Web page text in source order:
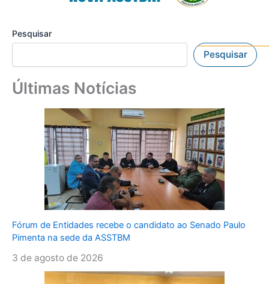
Pesquisar
Pesquisar
Últimas Notícias
Fórum de Entidades recebe o candidato ao Senado Paulo
Pimenta na sede da ASSTBM
3 de agosto de 2026